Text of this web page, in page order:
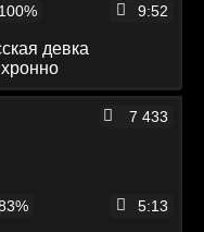
100% 9:52
девка
пизду с
перед камерой
7 433
5:13